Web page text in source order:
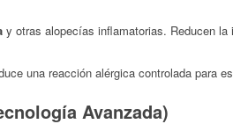
y otras alopecías inflamatorias. Reducen
una reacción alérgica controlada para
Avanzada)